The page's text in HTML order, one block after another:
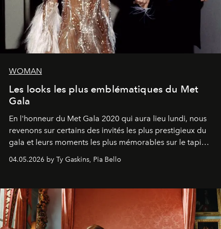
WOMAN
Les looks les plus emblématiques du Met
Gala
En l'honneur du Met Gala 2020 qui aura lieu lundi, nous
revenons sur certains des invités les plus prestigieux du
gala et leurs moments les plus mémorables sur le tapis
04.05.2026 by Ty Gaskins, Pia Bello